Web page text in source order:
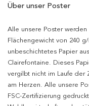
Über unser Poster
Alle unsere Poster
Flächengewicht von 240
unbeschichtetes Papier
Clairefontaine. Dieses
vergilbt nicht im Laufe der
am Herzen. Alle unsere
FSC-Zertifizierung